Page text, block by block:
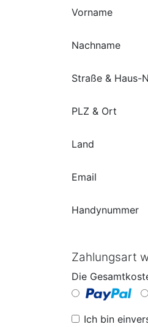
Vorname
Nachname
Straße & Haus-
PLZ & Ort
Land
Email
Handynummer
Zahlungsart
Die
Ich bin